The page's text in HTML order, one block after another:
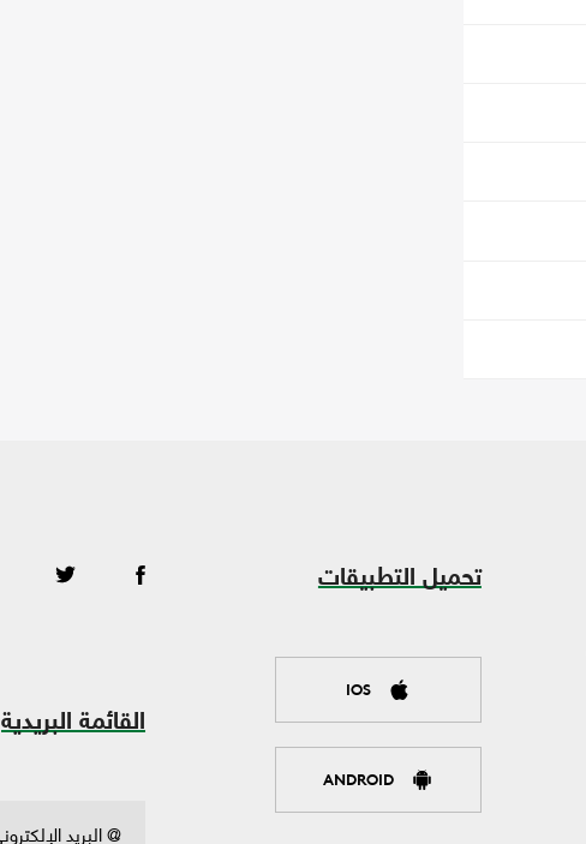
تحميل التطبيقات
IOS
ANDROID
القائمة البريدية